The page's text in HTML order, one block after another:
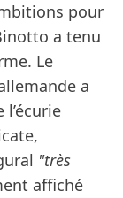
pour
a tenu
Le
a
"très
affiché